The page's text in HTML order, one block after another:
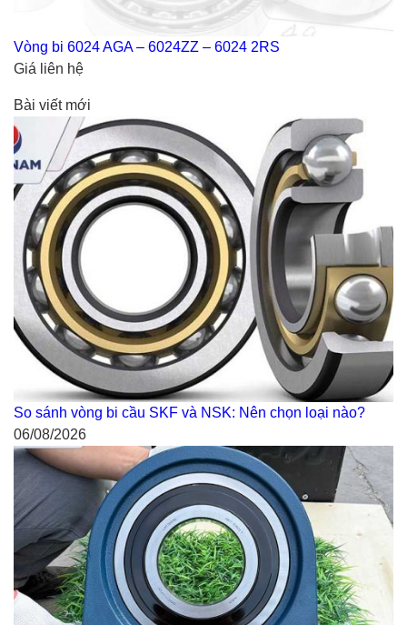
Vòng bi 6024 AGA – 6024ZZ – 6024 2RS
Giá liên hệ
Bài viết mới
So sánh vòng bi cầu SKF và NSK: Nên chọn loại nào?
06/08/2026